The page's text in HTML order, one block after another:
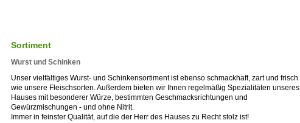
Sortiment
Wurst und Schinken
Unser vielfältiges Wurst- und Schinkensortiment ist ebenso schmackhaft, zart und frisch
wie unsere Fleischsorten. Außerdem bieten wir Ihnen regelmäßig Spezialitäten unseres
Hauses mit besonderer Würze, bestimmten Geschmacksrichtungen und
Gewürzmischungen - und ohne Nitrit.
Immer in feinster Qualität, auf die der Herr des Hauses zu Recht stolz ist!